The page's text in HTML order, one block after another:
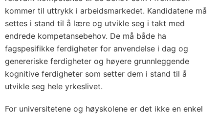
kommer til uttrykk i arbeidsmarkedet. Kandidatene må
settes i stand til å lære og utvikle seg i takt med
endrede kompetansebehov. De må både ha
fagspesifikke ferdigheter for anvendelse i dag og
genereriske ferdigheter og høyere grunnleggende
kognitive ferdigheter som setter dem i stand til å
utvikle seg hele yrkeslivet.
For universitetene og høyskolene er det ikke en enkel